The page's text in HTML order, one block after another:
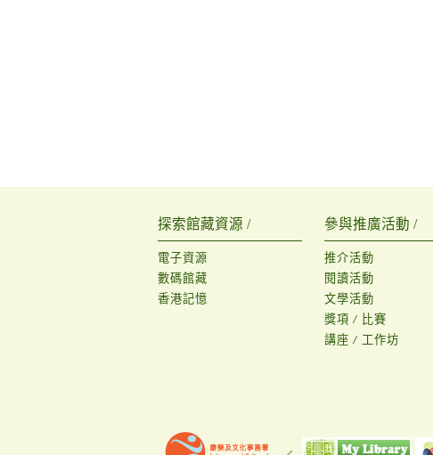
探索館藏資源 /
電子資源
數碼館藏
香港記憶
參與推廣活動 /
推介活動
閱讀活動
文學活動
獎項 / 比賽
講座 / 工作坊